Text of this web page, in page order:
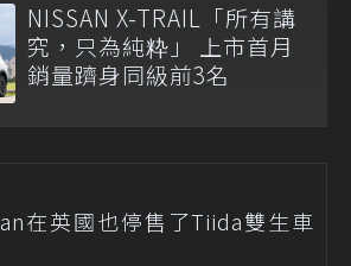
NISSAN X-TRAIL「所有講
究，只為純粋」 上市首月
銷量躋身同級前3名
在英國也停售了Tiida雙生車